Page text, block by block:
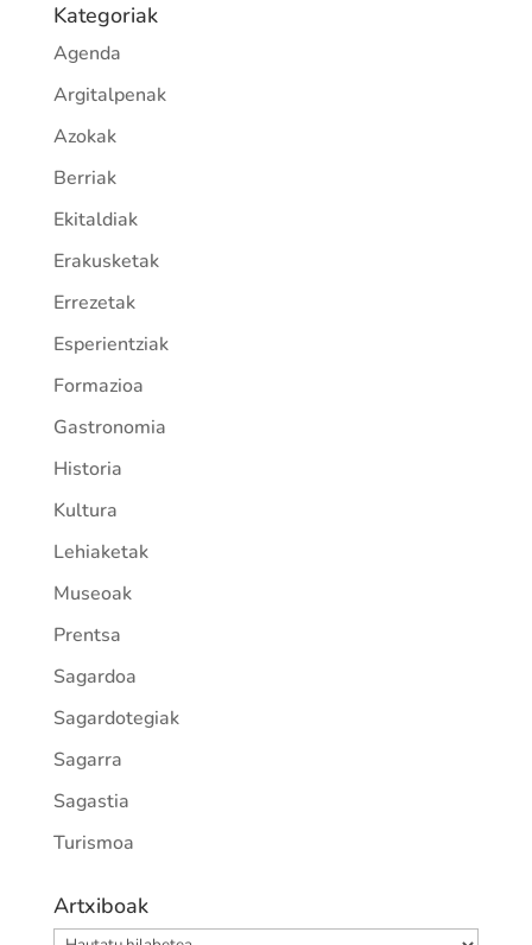
Kategoriak
Agenda
Argitalpenak
Azokak
Berriak
Ekitaldiak
Erakusketak
Errezetak
Esperientziak
Formazioa
Gastronomia
Historia
Kultura
Lehiaketak
Museoak
Prentsa
Sagardoa
Sagardotegiak
Sagarra
Sagastia
Turismoa
Artxiboak